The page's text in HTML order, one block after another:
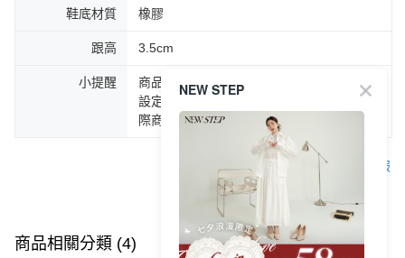
鞋底材質 橡膠
跟高 3.5cm
小提醒
商品圖片顏色會因拍攝燈光環境或個人螢幕
設定不同，而造成部份色差現象，顏色以實
際商品為主。
客服
商品相關分類 (4) 查看全部
NEW STEP